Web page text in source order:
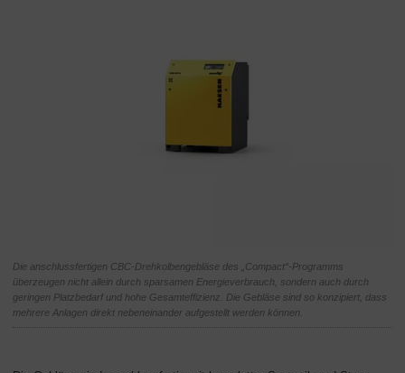
Die anschlussfertigen CBC-Drehkolbengebläse des „Compact“-Programms
überzeugen nicht allein durch sparsamen Energieverbrauch, sondern auch durch
geringen Platzbedarf und hohe Gesamteffizienz. Die Gebläse sind so konzipiert, dass
mehrere Anlagen direkt nebeneinander aufgestellt werden können.